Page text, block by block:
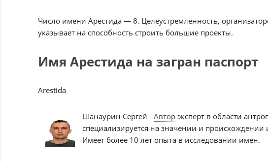
Число имени Арестида — 8. Целеустремлённость,
указывает на способность строить большие проекты.
Имя Арестида на загран паспорт
Arestida
Шанаурин Сергей - Авторэксперт в области
специализируется на значении и происхождении
Имеет более 10 лет опыта в исследовании имен.